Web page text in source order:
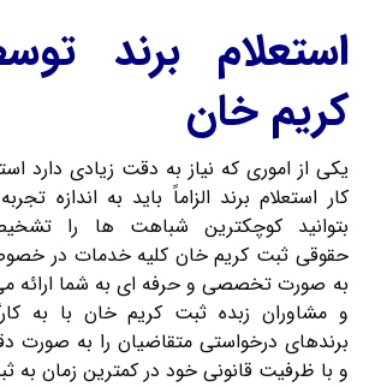
استعلام برند
کریم خان
یکی از اموری که نیاز به دقت زیادی دارد
کار استعلام برند الزاماً باید به اندازه
بتوانید کوچکترین شباهت ها را
حقوقی ثبت کریم خان کلیه خدمات در خصوص
به صورت تخصصی و حرفه ای به شما ارائه
و مشاوران زبده ثبت کریم خان با به
برندهای درخواستی متقاضیان را به صورت
و با ظرفیت قانونی خود در کمترین زمان به